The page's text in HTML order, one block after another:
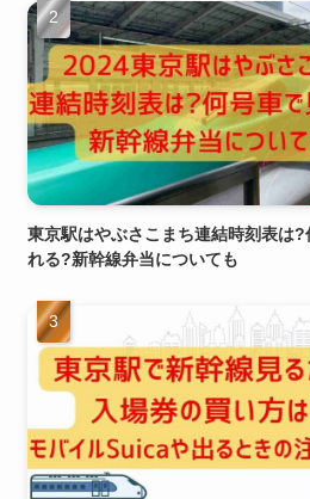
東京駅はやぶさこまち連結時刻表は?
れる?新幹線弁当についても